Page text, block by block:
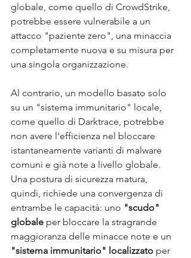
globale, come quello di CrowdStrike,
potrebbe essere vulnerabile a un
attacco "paziente zero", una minaccia
completamente nuova e su misura per
una singola organizzazione.
Al contrario, un modello basato solo
su un "sistema immunitario" locale,
come quello di Darktrace, potrebbe
non avere l'efficienza nel bloccare
istantaneamente varianti di malware
comuni e già note a livello globale.
Una postura di sicurezza matura,
quindi, richiede una convergenza di
entrambe le capacità: uno "scudo"
globale per bloccare la stragrande
maggioranza delle minacce note e un
"sistema immunitario" localizzato per